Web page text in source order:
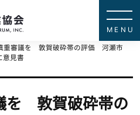
重審議を 敦賀破砕帯の評価 河瀬市
見書
を 敦賀破砕帯の